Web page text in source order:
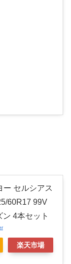
ー セルシアス
60R17 99V
4本セット
楽天市場